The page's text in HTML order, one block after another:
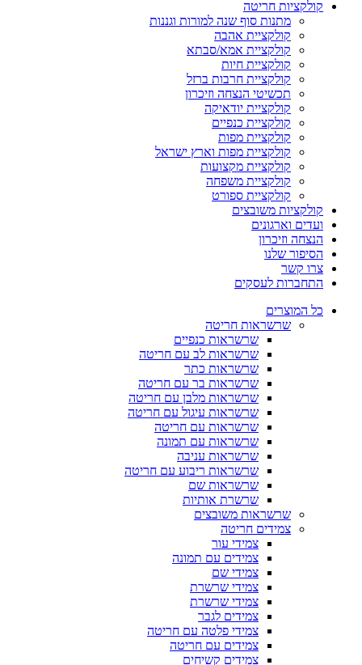
קולקציות חריטה
מתנות סוף שנה למורות וגננות
קולקציית אהבה
קולקציית אמא/סבתא
קולקציית חיות
קולקציית חרבות ברזל
תכשיטי הנצחה וזיכרון
קולקציית יודאיקה
קולקציית כנפיים
קולקציית מפות
קולקציית מפות וארץ ישראל
קולקציית מקצועות
קולקציית משפחה
קולקציית ספורט
קולקציות משובצים
ועדים וארגונים
הנצחה וזיכרון
הסיפור שלנו
צרו קשר
התחברות לעסקים
כל המוצרים
שרשראות חריטה
שרשראות כנפיים
שרשראות לב עם חריטה
שרשראות כתר
שרשראות בר עם חריטה
שרשראות מלבן עם חריטה
שרשראות עיגול עם חריטה
שרשראות עם חריטה
שרשראות עם תמונה
שרשראות עניבה
שרשראות ריבוע עם חריטה
שרשראות שם
שרשרת אותיות
שרשראות משובצים
צמידים חריטה
צמידי עור
צמידים עם תמונה
צמידי שם
צמידי שרשרת
צמידי שרשרת
צמידים לגבר
צמידי פלטה עם חריטה
צמידים עם חריטה
צמידים קשיחים